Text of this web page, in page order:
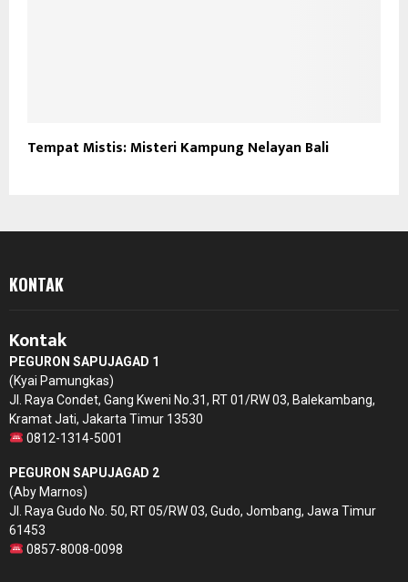
Tempat Mistis: Misteri Kampung Nelayan Bali
KONTAK
Kontak
PEGURON SAPUJAGAD 1
(Kyai Pamungkas)
Jl. Raya Condet, Gang Kweni No.31, RT 01/RW 03, Balekambang,
Kramat Jati, Jakarta Timur 13530
0812-1314-5001
PEGURON SAPUJAGAD 2
(Aby Marnos)
Jl. Raya Gudo No. 50, RT 05/RW 03, Gudo, Jombang, Jawa Timur
61453
0857-8008-0098